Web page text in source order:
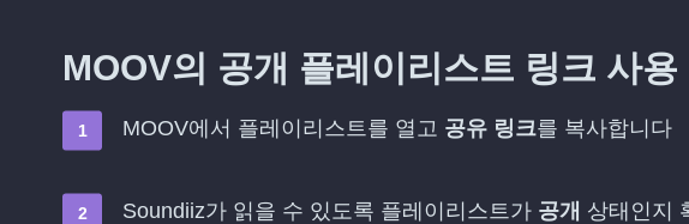
MOOV의 공개 플레이리스트 링크 사용
MOOV에서 플레이리스트를 열고 공유 링크를 복사합니다
Soundiiz가 읽을 수 있도록 플레이리스트가 공개 상태인지